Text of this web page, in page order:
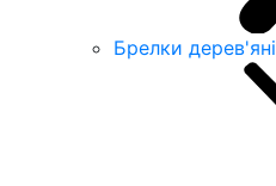
Брелки дерев'яні